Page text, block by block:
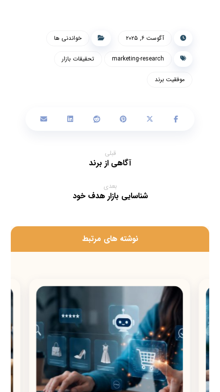
آگوست ۶, ۲۰۲۵ خواندنی ها
marketing-research تحقیقات بازار
موفقیت برند
قبلی
آگاهی از برند
بعدی
شناسایی بازار هدف خود
‫نوشته های مرتبط